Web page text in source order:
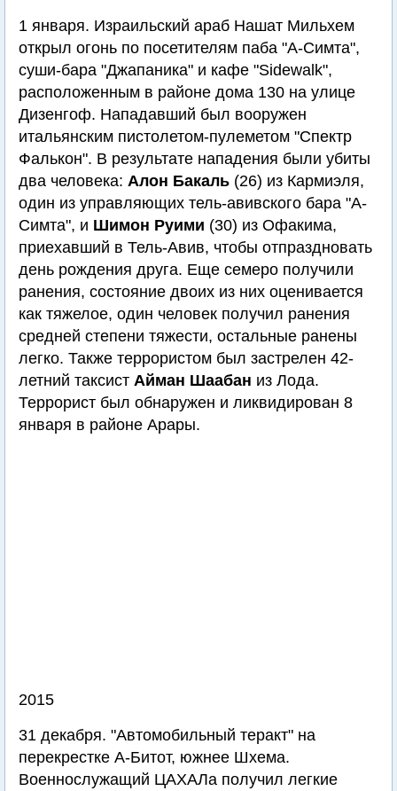
1 января. Израильский араб Нашат Мильхем
открыл огонь по посетителям паба "А-Симта",
суши-бара "Джапаника" и кафе "Sidewalk",
расположенным в районе дома 130 на улице
Дизенгоф. Нападавший был вооружен
итальянским пистолетом-пулеметом "Спектр
Фалькон". В результате нападения были убиты
два человека: Алон Бакаль (26) из Кармиэля,
один из управляющих тель-авивского бара "А-
Симта", и Шимон Руими (30) из Офакима,
приехавший в Тель-Авив, чтобы отпраздновать
день рождения друга. Еще семеро получили
ранения, состояние двоих из них оценивается
как тяжелое, один человек получил ранения
средней степени тяжести, остальные ранены
легко. Также террористом был застрелен 42-
летний таксист Айман Шаабан из Лода.
Террорист был обнаружен и ликвидирован 8
января в районе Арары.
2015
31 декабря. "Автомобильный теракт" на
перекрестке А-Битот, южнее Шхема.
Военнослужащий ЦАХАЛа получил легкие